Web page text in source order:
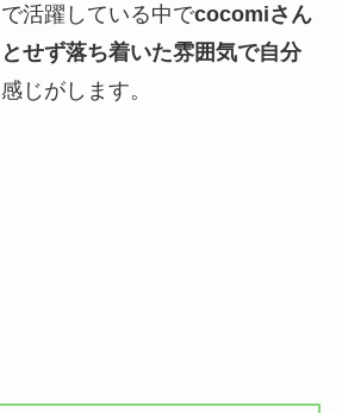
活躍している中でcocomiさん
せず落ち着いた雰囲気で自分
感じがします。